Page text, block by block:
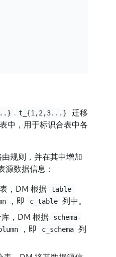
. t_{1,2,3...}
迁移
中，用于标识合表中各
规则，并在其中增加
源数据信息：
，DM 根据 table-
，即 c_table 列中。
库，DM 根据
schema-
，即 c_schema 列